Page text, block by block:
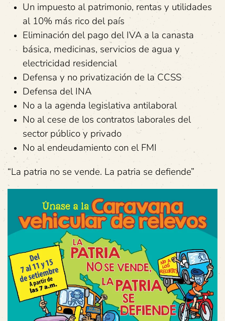
Un impuesto al patrimonio, rentas y utilidades
al 10% más rico del país
Eliminación del pago del IVA a la canasta
básica, medicinas, servicios de agua y
electricidad residencial
Defensa y no privatización de la CCSS
Defensa del INA
No a la agenda legislativa antilaboral
No al cese de los contratos laborales del
sector público y privado
No al endeudamiento con el FMI
“La patria no se vende. La patria se defiende”